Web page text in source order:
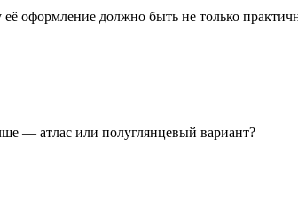
оформление должно быть не только
— атлас или полуглянцевый вариант?